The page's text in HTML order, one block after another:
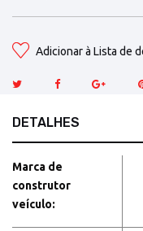
Adicionar à Lista de
DETALHES
Marca de
construtor
veículo: